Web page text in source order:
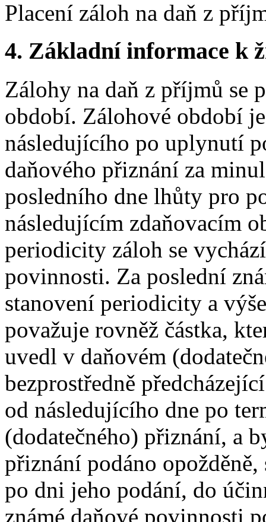
Placení záloh na daň z
4. Základní informace k
Zálohy na daň z příjmů se
období. Zálohové období
následujícího po uplynutí
daňového přiznání za
posledního dne lhůty pro
následujícím zdaňovacím
periodicity záloh se
povinnosti. Za poslední
stanovení periodicity a
považuje rovněž částka,
uvedl v daňovém
bezprostředně
od následujícího dne po
(dodatečného) přiznání, a
přiznání podáno
po dni jeho podání, do
známé daňové povinnosti